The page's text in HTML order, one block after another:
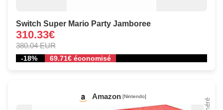
Switch Super Mario Party Jamboree
310.33€
380.04 EUR
-18% 69.71€ économisé
Amazon [Nintendo]